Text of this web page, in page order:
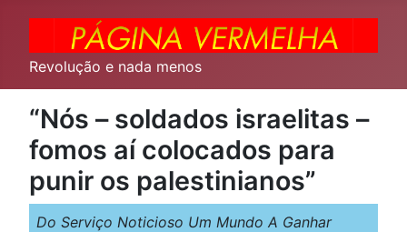
Revolução e nada menos
“Nós – soldados israelitas –
fomos aí colocados para
punir os palestinianos”
Do Serviço Noticioso Um Mundo A Ganhar